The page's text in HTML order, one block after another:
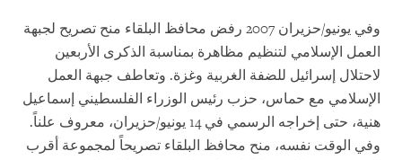
وفي يونيو/حزيران 2007 رفض محافظ البلقاء منح تصريح لجبهة
العمل الإسلامي لتنظيم مظاهرة بمناسبة الذكرى الأربعين
لاحتلال إسرائيل للضفة الغربية وغزة. وتعاطف جبهة العمل
الإسلامي مع حماس، حزب رئيس الوزراء الفلسطيني إسماعيل
هنية، حتى إخراجه الرسمي في 14 يونيو/حزيران، معروف علناً.
وفي الوقت نفسه، منح محافظ البلقاء تصريحاً لمجموعة أقرب